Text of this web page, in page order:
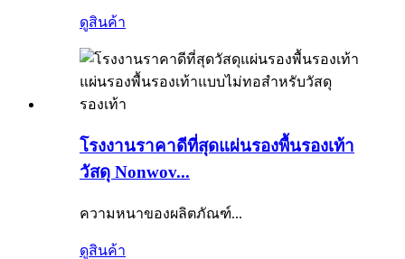
ดูสินค้า
โรงงานราคาดีที่สุดแผ่นรองพื้นรองเท้า
วัสดุ Nonwov...
ความหนาของผลิตภัณฑ์...
ดูสินค้า